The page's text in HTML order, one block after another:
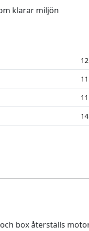
klarar miljön
box återställs